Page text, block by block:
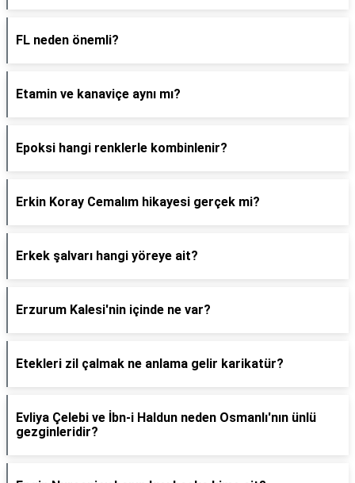
FL neden önemli?
Etamin ve kanaviçe aynı mı?
Epoksi hangi renklerle kombinlenir?
Erkin Koray Cemalım hikayesi gerçek mi?
Erkek şalvarı hangi yöreye ait?
Erzurum Kalesi'nin içinde ne var?
Etekleri zil çalmak ne anlama gelir karikatür?
Evliya Çelebi ve İbn-i Haldun neden Osmanlı'nın ünlü
gezginleridir?